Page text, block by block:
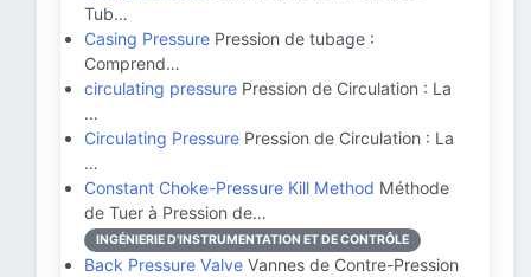
Tub…
Casing Pressure Pression de tubage :
Comprend…
circulating pressure Pression de Circulation : La
…
Circulating Pressure Pression de Circulation : La
…
Constant Choke-Pressure Kill Method Méthode
de Tuer à Pression de…
INGÉNIERIE D'INSTRUMENTATION ET DE CONTRÔLE
Back Pressure Valve Vannes de Contre-Pression